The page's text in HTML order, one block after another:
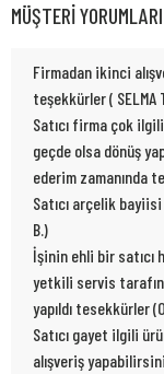
MÜŞTERİ
Firmadan ikinci
teşekkürler ( SELMA
Satıcı firma çok
geçde olsa dönüş
ederim zamanında
Satıcı arçelik
B.)
İşinin ehli bir satıcı
yetkili servis
yapıldı tesekkürler
Satıcı gayet ilgili
alışveriş